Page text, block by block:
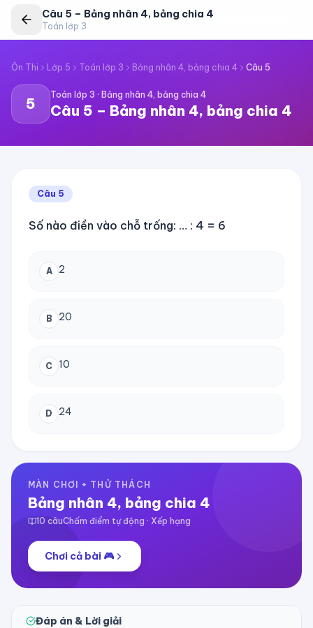
Câu 5 – Bảng nhân 4, bảng chia 4
Toán lớp 3
Ôn Thi Lớp 5 Toán lớp 3 Bảng nhân 4, bảng chia 4 Câu 5
5
Toán lớp 3 · Bảng nhân 4, bảng chia 4
Câu 5 – Bảng nhân 4, bảng chia 4
Câu 5
Số nào điền vào chỗ trống: … : 4 = 6
A 2
B 20
C 10
D 24
MÀN CHƠI + THỬ THÁCH
Bảng nhân 4, bảng chia 4
10 câuChấm điểm tự động · Xếp hạng
Chơi cả bài 🎮
Đáp án & Lời giải